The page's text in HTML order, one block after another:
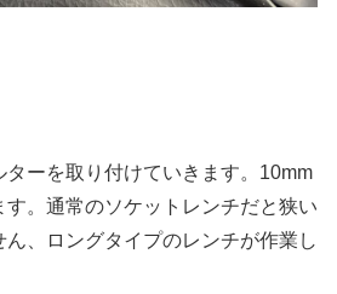
ターを取り付けていきます。10mm
す。通常のソケットレンチだと狭い
、ロングタイプのレンチが作業し